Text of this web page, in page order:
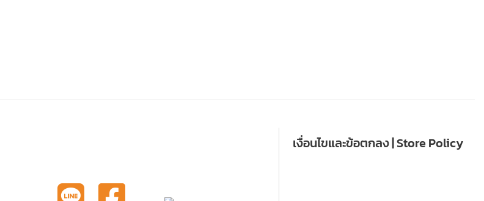
เงื่อนไขและข้อตกลง | Store Policy